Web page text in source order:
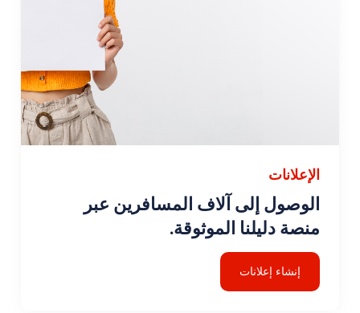
الإعلانات
الوصول إلى آلاف المسافرين عبر
منصة دليلنا الموثوقة.
إنشاء إعلانات